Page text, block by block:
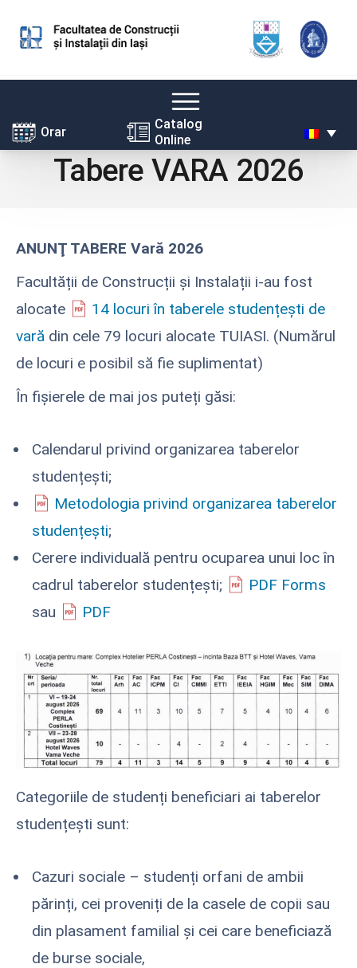
Skip
Orar
Catalog
Online
Tabere VARA 2026
ANUNŢ TABERE Vară 2026
Facultății de Construcții și Instalații i-au fost
alocate
14 locuri în taberele studențești de
vară din cele 79 locuri alocate TUIASI. (Numărul
de locuri e posibil să fie suplimentat)
În fișierele de mai jos puteți găsi:
Calendarul privind organizarea taberelor
studențești;
Metodologia privind organizarea taberelor
studențești;
Cerere individuală pentru ocuparea unui loc în
cadrul taberelor studențești;
PDF Forms
sau
PDF
Categoriile de studenți beneficiari ai taberelor
studențești sunt:
Cazuri sociale – studenți orfani de ambii
părinți, cei proveniți de la casele de copii sau
din plasament familial şi cei care beneficiază
de burse sociale,